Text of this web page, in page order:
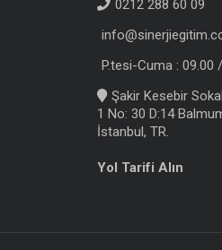
0212 288 60 09
P.tesi-Cuma : 09.00
Şakir Kesebir
1 No: 30 D:14
İstanbul, TR.
Yol Tarifi Alın